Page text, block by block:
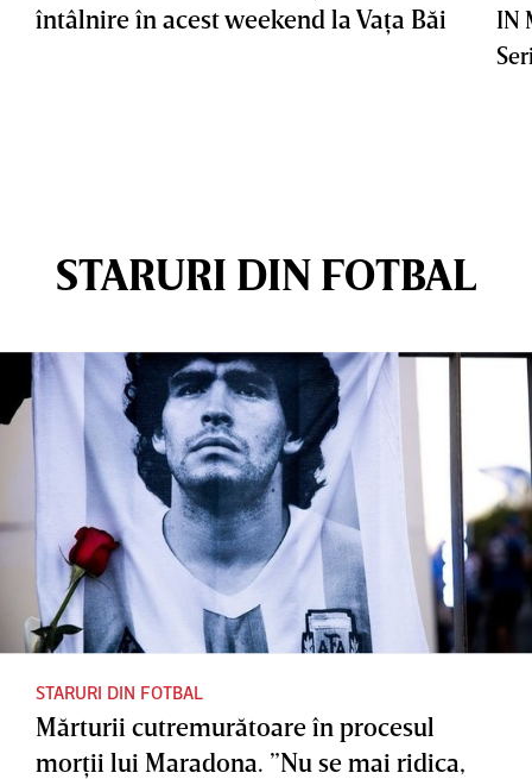
întâlnire în acest weekend la Vaţa Băi
IN
STARURI DIN FOTBAL
STARURI DIN FOTBAL
Mărturii cutremurătoare în procesul
morţii lui Maradona. ”Nu se mai ridica,